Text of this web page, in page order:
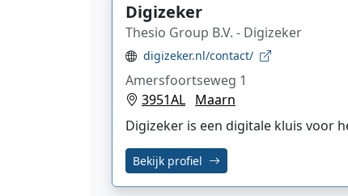
Digizeker
Thesio Group B.V. - Digizeker
digizeker.nl/contact/
Amersfoortseweg 1
3951AL Maarn
Digizeker is een digitale kluis voor
Bekijk profiel